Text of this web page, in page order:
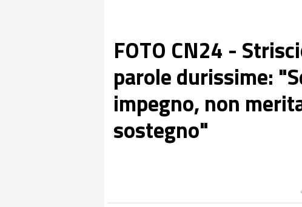
FOTO CN24 -
parole durissime:
impegno, non
sostegno"